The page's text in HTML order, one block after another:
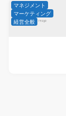
マネジメント
マーケティング
経営全般